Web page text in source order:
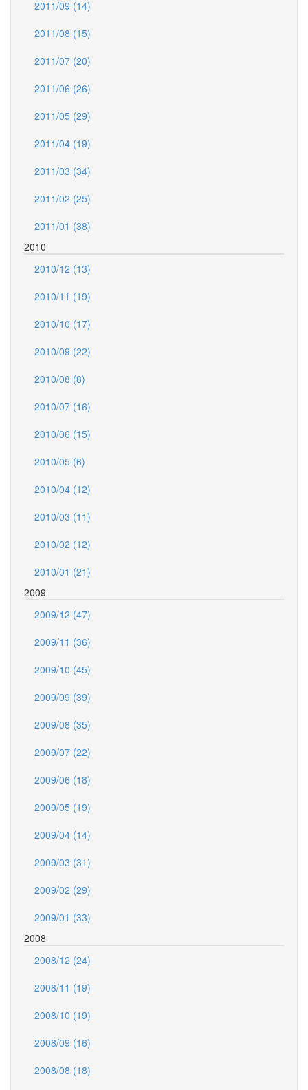
2011/09 (14)
2011/08 (15)
2011/07 (20)
2011/06 (26)
2011/05 (29)
2011/04 (19)
2011/03 (34)
2011/02 (25)
2011/01 (38)
2010
2010/12 (13)
2010/11 (19)
2010/10 (17)
2010/09 (22)
2010/08 (8)
2010/07 (16)
2010/06 (15)
2010/05 (6)
2010/04 (12)
2010/03 (11)
2010/02 (12)
2010/01 (21)
2009
2009/12 (47)
2009/11 (36)
2009/10 (45)
2009/09 (39)
2009/08 (35)
2009/07 (22)
2009/06 (18)
2009/05 (19)
2009/04 (14)
2009/03 (31)
2009/02 (29)
2009/01 (33)
2008
2008/12 (24)
2008/11 (19)
2008/10 (19)
2008/09 (16)
2008/08 (18)